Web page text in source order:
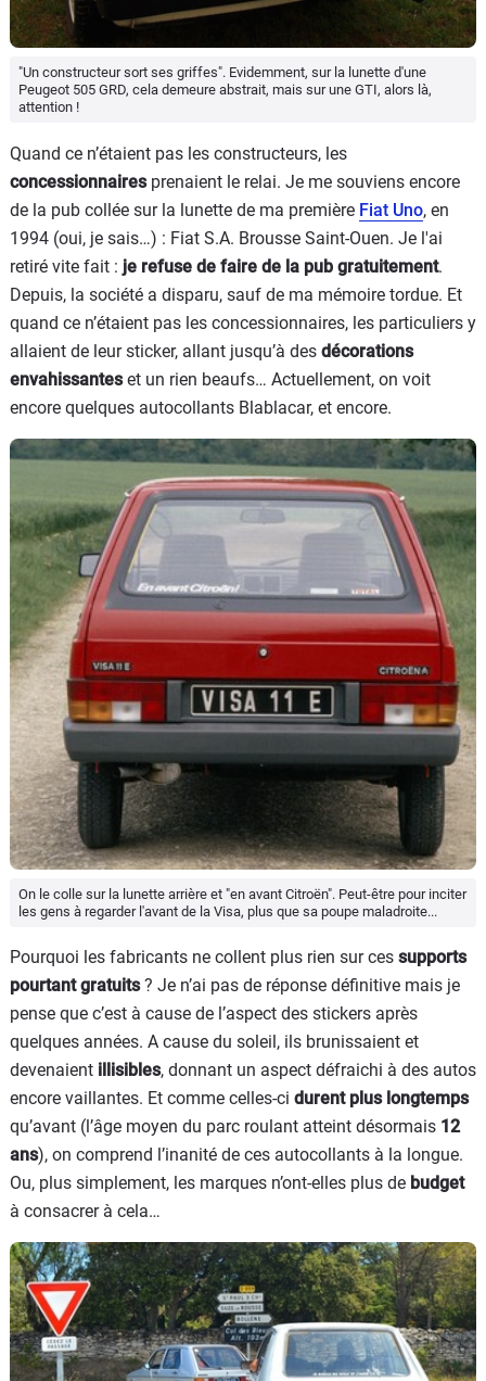
"Un constructeur sort ses griffes". Evidemment, sur la lunette d'une
Peugeot 505 GRD, cela demeure abstrait, mais sur une GTI, alors là,
attention !
Quand ce n’étaient pas les constructeurs, les
concessionnaires prenaient le relai. Je me souviens encore
de la pub collée sur la lunette de ma première Fiat Uno, en
1994 (oui, je sais…) : Fiat S.A. Brousse Saint-Ouen. Je l'ai
retiré vite fait : je refuse de faire de la pub gratuitement.
Depuis, la société a disparu, sauf de ma mémoire tordue. Et
quand ce n’étaient pas les concessionnaires, les particuliers y
allaient de leur sticker, allant jusqu’à des décorations
envahissanteset un rien beaufs… Actuellement, on voit
encore quelques autocollants Blablacar, et encore.
On le colle sur la lunette arrière et "en avant Citroën". Peut-être pour inciter
les gens à regarder l'avant de la Visa, plus que sa poupe maladroite...
Pourquoi les fabricants ne collent plus rien sur ces supports
pourtant gratuits? Je n’ai pas de réponse définitive mais je
pense que c’est à cause de l’aspect des stickers après
quelques années. A cause du soleil, ils brunissaient et
devenaient illisibles, donnant un aspect défraichi à des autos
encore vaillantes. Et comme celles-ci durent plus longtemps
qu’avant (l’âge moyen du parc roulant atteint désormais 12
ans), on comprend l’inanité de ces autocollants à la longue.
Ou, plus simplement, les marques n’ont-elles plus de budget
à consacrer à cela…